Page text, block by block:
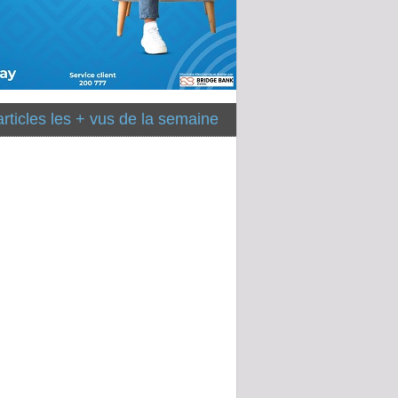
les + vus de la semaine